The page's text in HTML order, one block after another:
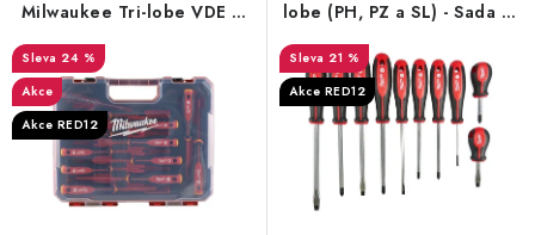
o
d
u
k
t
r
o
d
u
k
Milwaukee Tri-lobe VDE –
sada 12 dílů
24 %
Akce
Akce RED12
lobe (PH, PZ a SL) - Sada 10
21 %
Akce RED12